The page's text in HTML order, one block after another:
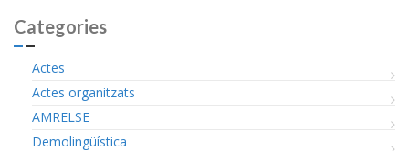
Categories
Actes
Actes organitzats
AMRELSE
Demolingüística